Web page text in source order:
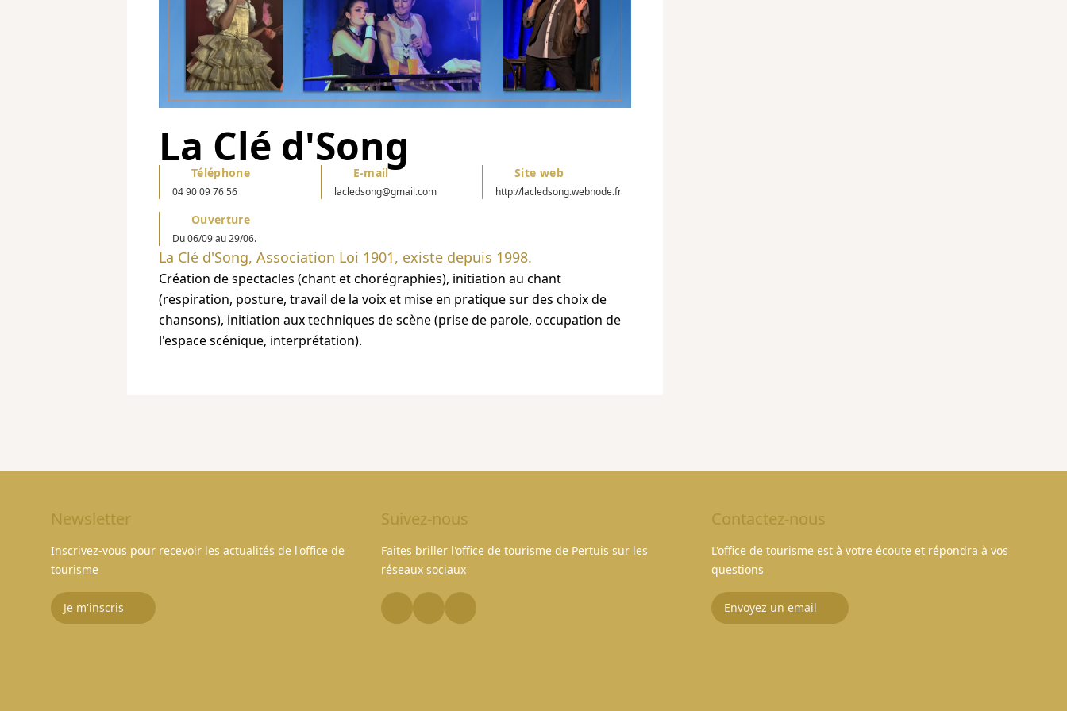
La Clé d'Song
Téléphone
04 90 09 76 56
E-mail
lacledsong@gmail.com
Site web
http://lacledsong.webnode.fr
Ouverture
Du 06/09 au 29/06.
La Clé d'Song, Association Loi 1901, existe depuis 1998.
Création de spectacles (chant et chorégraphies), initiation au chant
(respiration, posture, travail de la voix et mise en pratique sur des choix de
chansons), initiation aux techniques de scène (prise de parole, occupation de
Newsletter
Inscrivez-vous pour recevoir les actualités de l'office de
tourisme
Je m'inscris
Suivez-nous
Faites briller l'office de tourisme de Pertuis sur les
réseaux sociaux
Contactez-nous
L'office de tourisme est à votre écoute et répondra à vos
questions
Envoyez un email